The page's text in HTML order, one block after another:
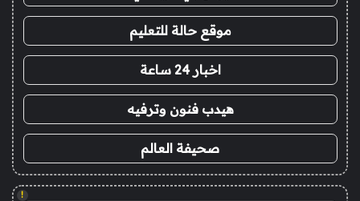
موقع حالة للتعليم
اخبار 24 ساعة
هيدب فنون وترفيه
صحيفة العالم
!